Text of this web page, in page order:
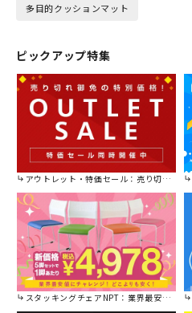
多目的クッションマット
ピックアップ特集
アウトレット・特価セール：売り切れ御免の特別価格！
スタッキングチェアNPT：業界最安値に挑戦！